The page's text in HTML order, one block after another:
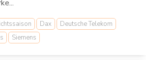
Dax
Deutsche Telekom
Siemens